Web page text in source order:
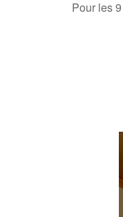
Pour les